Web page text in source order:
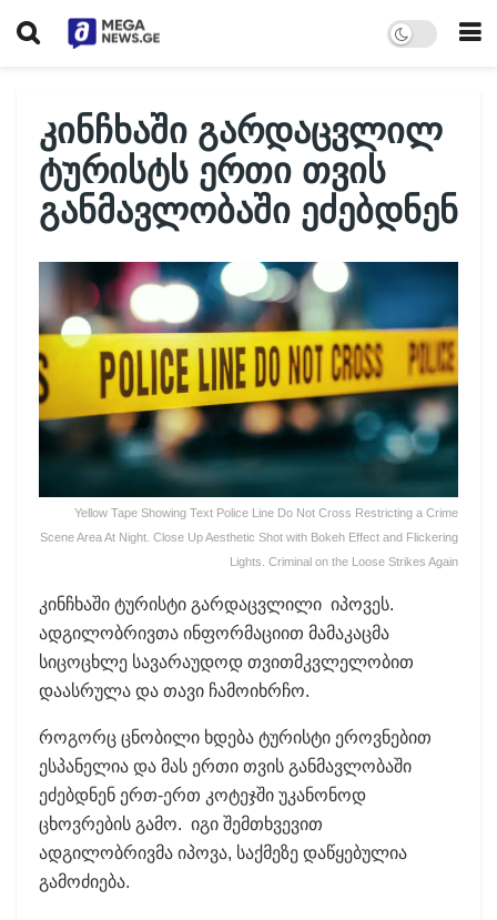
კინჩხაში გარდაცვლილ
ტურისტს ერთი თვის
განმავლობაში ეძებდნენ
Yellow Tape Showing Text Police Line Do Not Cross Restricting a Crime
Scene Area At Night. Close Up Aesthetic Shot with Bokeh Effect and Flickering
Lights. Criminal on the Loose Strikes Again
კინჩხაში ტურისტი გარდაცვლილი იპოვეს.
ადგილობრივთა ინფორმაციით მამაკაცმა
სიცოცხლე სავარაუდოდ თვითმკვლელობით
დაასრულა და თავი ჩამოიხრჩო.
როგორც ცნობილი ხდება ტურისტი ეროვნებით
ესპანელია და მას ერთი თვის განმავლობაში
ეძებდნენ ერთ-ერთ კოტეჯში უკანონოდ
ცხოვრების გამო. იგი შემთხვევით
ადგილობრივმა იპოვა, საქმეზე დაწყებულია
გამოძიება.